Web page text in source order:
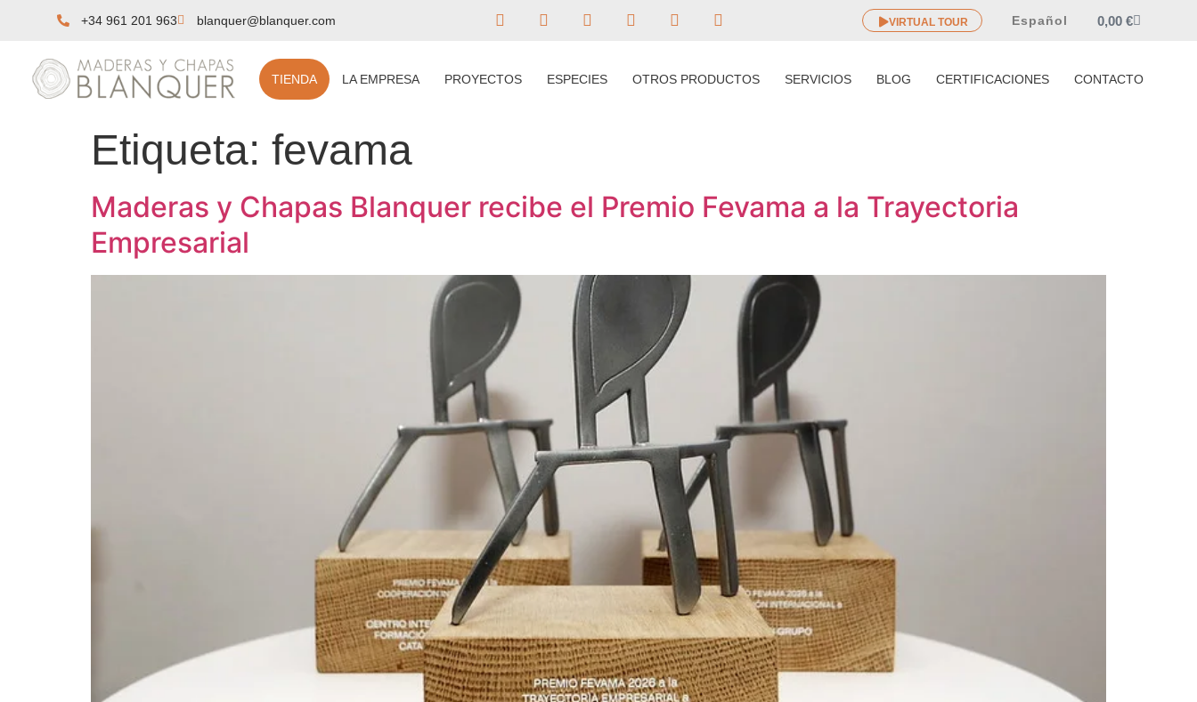
+34 961 201 963 blanquer@blanquer.com VIRTUAL TOUR Español 0,00€
TIENDA LA EMPRESA PROYECTOS ESPECIES OTROS PRODUCTOS SERVICIOS BLOG CERTIFICACIONES CONTACTO
Etiqueta: fevama
Maderas y Chapas Blanquer recibe el Premio Fevama a la Trayectoria
Empresarial